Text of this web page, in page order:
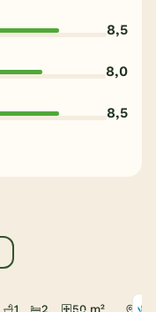
8,5
8,0
8,5
1 2 50 m²